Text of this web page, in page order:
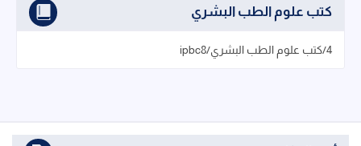
كتب علوم الطب البشري
4/كتب علوم الطب البشري/ipbc8